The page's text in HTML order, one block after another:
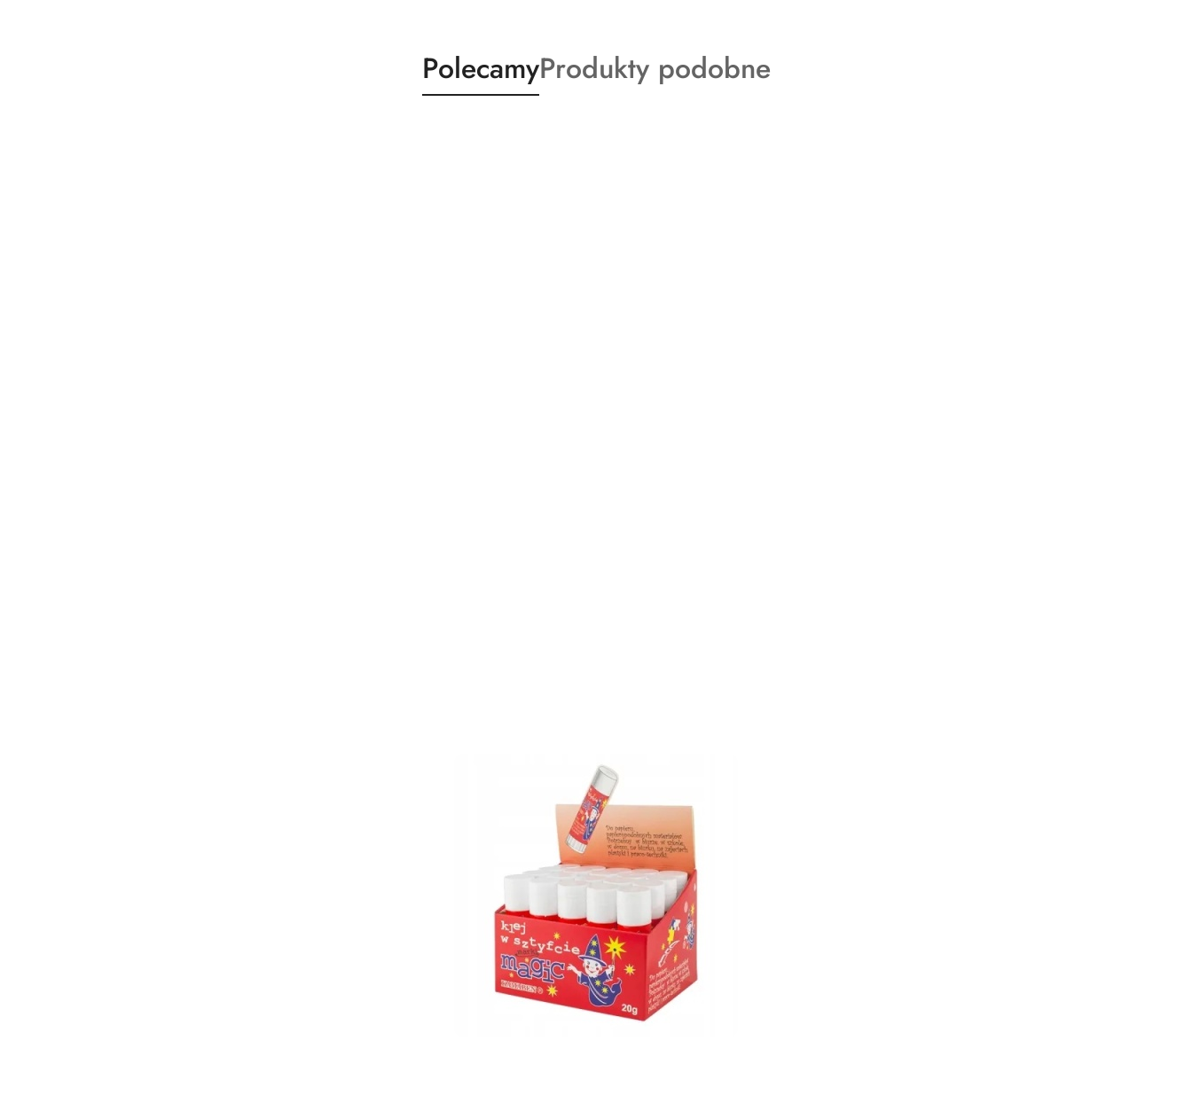
Produkty
o
PolecamyProdukty
o
Produkty podobne